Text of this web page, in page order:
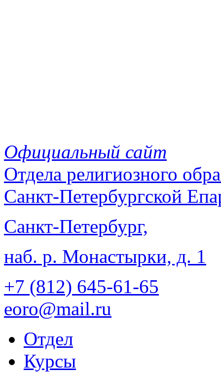
Официальный сайт
Отдела религиозного
Санкт-Петербургской
Санкт-Петербург,
наб. р. Монастырки, д. 1
+7 (812) 645-61-65
eoro@mail.ru
Отдел
Курсы